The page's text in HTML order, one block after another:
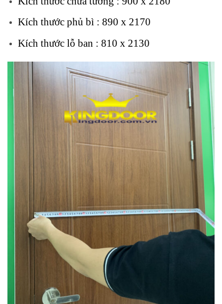
Kích thước phủ bì : 890 x 2170
Kích thước lỗ ban : 810 x 2130